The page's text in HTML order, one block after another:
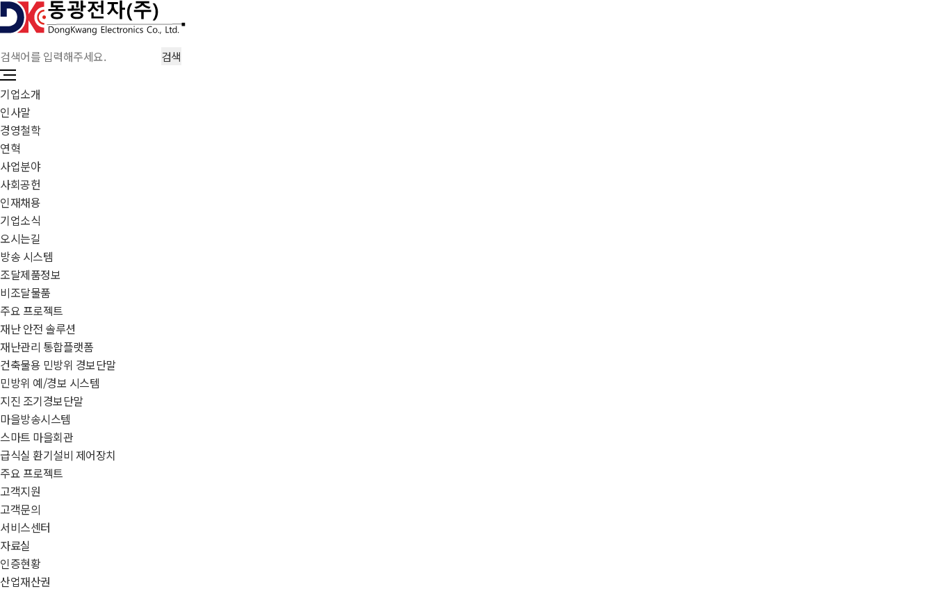
기업소개
인사말
경영철학
연혁
사업분야
사회공헌
인재채용
기업소식
오시는길
방송 시스템
조달제품정보
비조달물품
주요 프로젝트
재난 안전 솔루션
재난관리 통합플랫폼
건축물용 민방위 경보단말
민방위 예/경보 시스템
지진 조기경보단말
마을방송시스템
스마트 마을회관
급식실 환기설비 제어장치
주요 프로젝트
고객지원
고객문의
서비스센터
자료실
인증현황
산업재산권